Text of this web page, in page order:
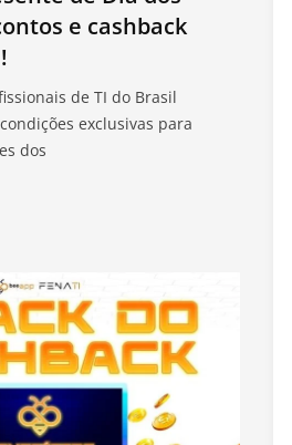
e cashback
de TI do Brasil
exclusivas para
dos